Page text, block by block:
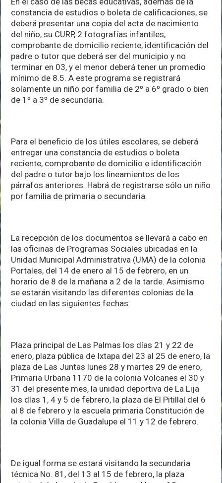
constancia de estudios o boleta de calificaciones, se
deberá presentar una copia del acta de nacimiento
del niño, su CURP, 2 fotografías infantiles,
comprobante de domicilio reciente, identificación del
padre o tutor que deberá ser del municipio y no
terminar en 03, y el menor deberá tener un promedio
mínimo de 8.5. A este programa se registrará
solamente un niño por familia de 2º a 6º grado o bien
de 1º a 3º de secundaria.
Para el beneficio de los útiles escolares, se deberá
entregar una constancia de estudios o boleta
reciente, comprobante de domicilio e identificación
del padre o tutor bajo los lineamientos de los
párrafos anteriores. Habrá de registrarse sólo un niño
por familia de primaria o secundaria.
La recepción de los documentos se llevará a cabo en
las oficinas de Programas Sociales ubicadas en la
Unidad Municipal Administrativa (UMA) de la colonia
Portales, del 14 de enero al 15 de febrero, en un
horario de 8 de la mañana a 2 de la tarde. Asimismo
se estarán visitando las diferentes colonias de la
ciudad en las siguientes fechas:
Plaza principal de Las Palmas los días 21 y 22 de
enero, plaza pública de Ixtapa del 23 al 25 de enero, la
plaza de Las Juntas lunes 28 y martes 29 de enero,
Primaria Urbana 1170 de la colonia Volcanes el 30 y
31 del presente mes, la unidad deportiva de La Lija
los días 1, 4 y 5 de febrero, la plaza de El Pitillal del 6
al 8 de febrero y la escuela primaria Constitución de
la colonia Villa de Guadalupe el 11 y 12 de febrero.
De igual forma se estará visitando la secundaria
técnica No. 81, del 13 al 15 de febrero, la plaza